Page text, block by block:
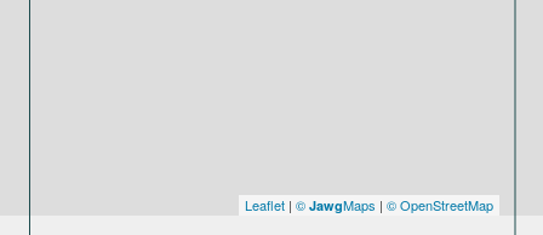
Leaflet | © JawgMaps | © OpenStreetMap